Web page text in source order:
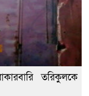
তরিকুলকে